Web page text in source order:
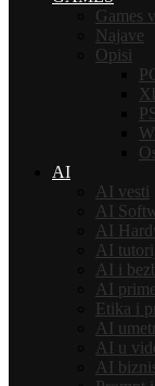
Games
Najave
Opisi
AI
AI vesti
AI
AI
AI
AI i
AI
Etika i
AI
AI u
AI